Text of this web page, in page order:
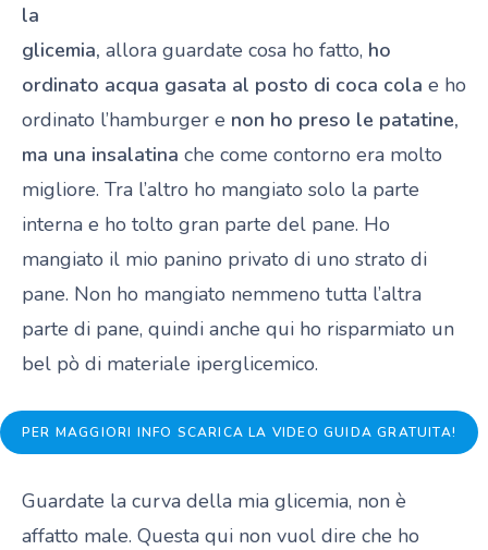
la
glicemia, allora guardate cosa ho fatto, ho
ordinato acqua gasata al posto di coca cola e ho
ordinato l’hamburger e non ho preso le patatine,
ma una insalatina che come contorno era molto
migliore. Tra l’altro ho mangiato solo la parte
interna e ho tolto gran parte del pane. Ho
mangiato il mio panino privato di uno strato di
pane. Non ho mangiato nemmeno tutta l’altra
parte di pane, quindi anche qui ho risparmiato un
bel pò di materiale iperglicemico.
PER MAGGIORI INFO SCARICA LA VIDEO GUIDA GRATUITA!
Guardate la curva della mia glicemia, non è
affatto male. Questa qui non vuol dire che ho